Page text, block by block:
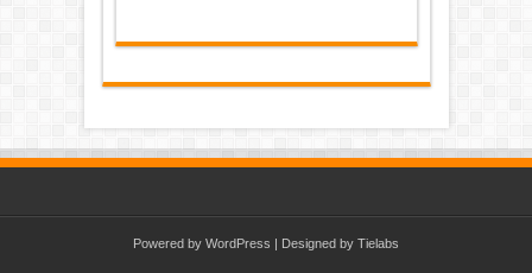
Powered by WordPress | Designed by Tielabs